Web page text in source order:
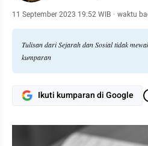
11 September 2023 19:52 WIB · waktu
Tulisan dari Sejarah dan Sosial tidak
kumparan
Ikuti kumparan di Google